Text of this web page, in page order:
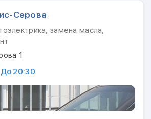
Серова
замена масла,
1
До 20:30